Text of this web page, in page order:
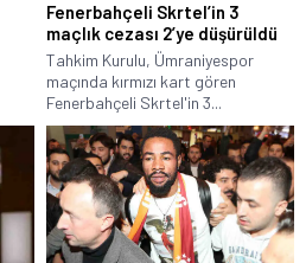
Fenerbahçeli Skrtel’in 3
maçlık cezası 2’ye düşürüldü
Tahkim Kurulu, Ümraniyespor
maçında kırmızı kart gören
Fenerbahçeli Skrtel'in 3...